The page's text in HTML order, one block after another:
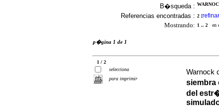
B�squeda :
Referencias encontradas : 2 [refinar
Mostrando: 1 .. 2 en
p�gina 1 de 1
1 / 2
selecciona
para imprimir
Warnock
siembra
del